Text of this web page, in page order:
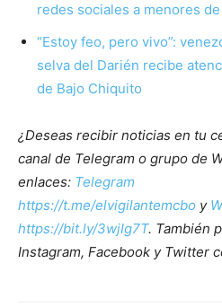
redes sociales a menores de
“Estoy feo, pero vivo”:
selva del Darién recibe
de Bajo Chiquito
¿Deseas recibir noticias en tu
canal de Telegram o grupo de
enlaces: Telegram
https://t.me/elvigilantemcbo y
https://bit.ly/3wjIg7T. También
Instagram, Facebook y Twitter